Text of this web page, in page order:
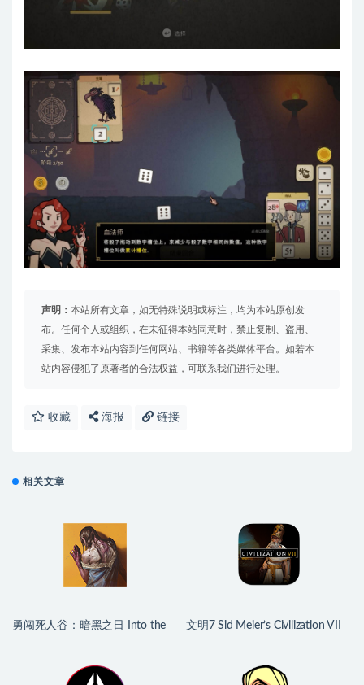
声明： 本站所有文章，如无特殊说明或标注，均为本站原创发
布。任何个人或组织，在未征得本站同意时，禁止复制、盗用、
采集、发布本站内容到任何网站、书籍等各类媒体平台。如若本
站内容侵犯了原著者的合法权益，可联系我们进行处理。
收藏 海报 链接
相关文章
勇闯死人谷：暗黑之日 Into the
文明7 Sid Meier’s Civilization VII